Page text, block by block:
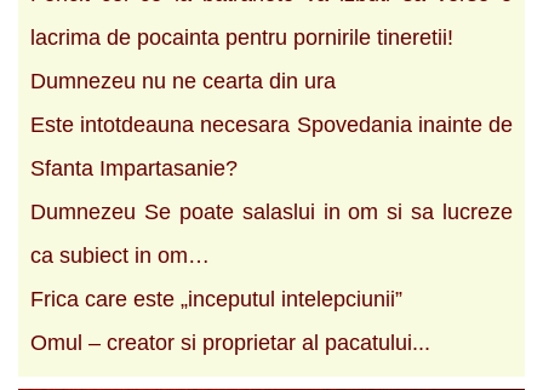
lacrima de pocainta pentru pornirile tineretii!
Dumnezeu nu ne cearta din ura
Este intotdeauna necesara Spovedania inainte de
Sfanta Impartasanie?
Dumnezeu Se poate salaslui in om si sa lucreze
ca subiect in om…
Frica care este „inceputul intelepciunii”
Omul – creator si proprietar al pacatului...